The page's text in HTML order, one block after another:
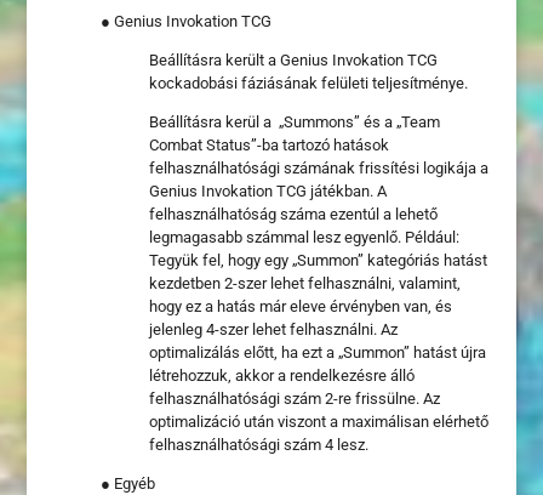
● Genius Invokation TCG
Beállításra került a Genius Invokation TCG
kockadobási fáziásának felületi teljesítménye.
Beállításra kerül a „Summons” és a „Team
Combat Status”-ba tartozó hatások
felhasználhatósági számának frissítési logikája a
Genius Invokation TCG játékban.A
felhasználhatóság száma ezentúl a lehető
legmagasabb számmal lesz egyenlő. Például:
Tegyük fel, hogy egy „Summon” kategóriás hatást
kezdetben 2-szer lehet felhasználni, valamint,
hogy ez a hatás már eleve érvényben van, és
jelenleg 4-szer lehet felhasználni. Az
optimalizálás előtt, ha ezt a „Summon” hatást újra
létrehozzuk, akkor a rendelkezésre álló
felhasználhatósági szám 2-re frissülne. Az
optimalizáció után viszont a maximálisan elérhető
felhasználhatósági szám 4 lesz.
● Egyéb